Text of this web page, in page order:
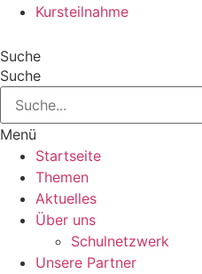
Kursteilnahme
Suche
Suche
Menü
Startseite
Themen
Aktuelles
Über uns
Schulnetzwerk
Unsere Partner